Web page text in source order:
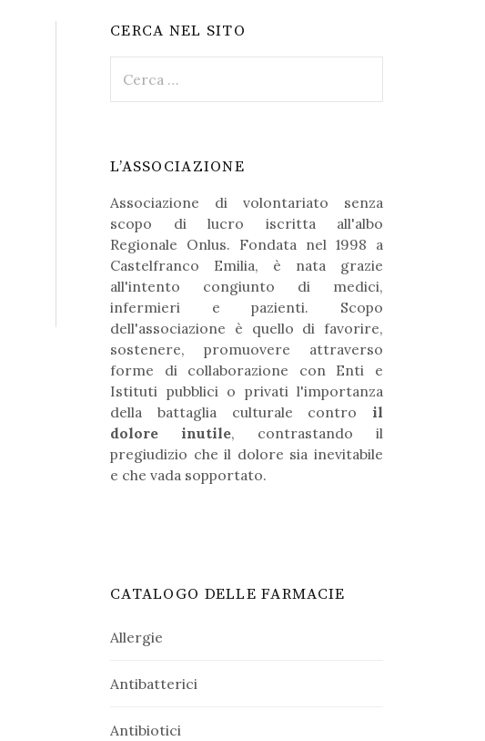
CERCA NEL SITO
c
c
p
e
r
:
L’ASSOCIAZIONE
Associazione di volontariato senza
scopo di lucro iscritta all'albo
Regionale Onlus. Fondata nel 1998 a
Castelfranco Emilia, è nata grazie
all'intento congiunto di medici,
infermieri e pazienti. Scopo
dell'associazione è quello di favorire,
sostenere, promuovere attraverso
forme di collaborazione con Enti e
Istituti pubblici o privati l'importanza
della battaglia culturale contro il
dolore inutile, contrastando il
pregiudizio che il dolore sia inevitabile
e che vada sopportato.
CATALOGO DELLE FARMACIE
Allergie
Antibatterici
Antibiotici